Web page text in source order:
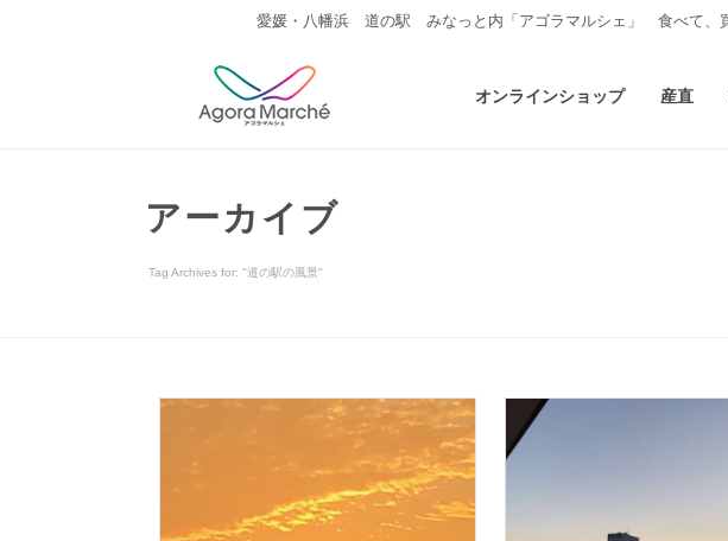
愛媛・八幡浜 道の駅 みなっと内「アゴラマルシェ」 食べて、
オンラインショップ 産直
アーカイブ
Tag Archives for: "道の駅の風景"